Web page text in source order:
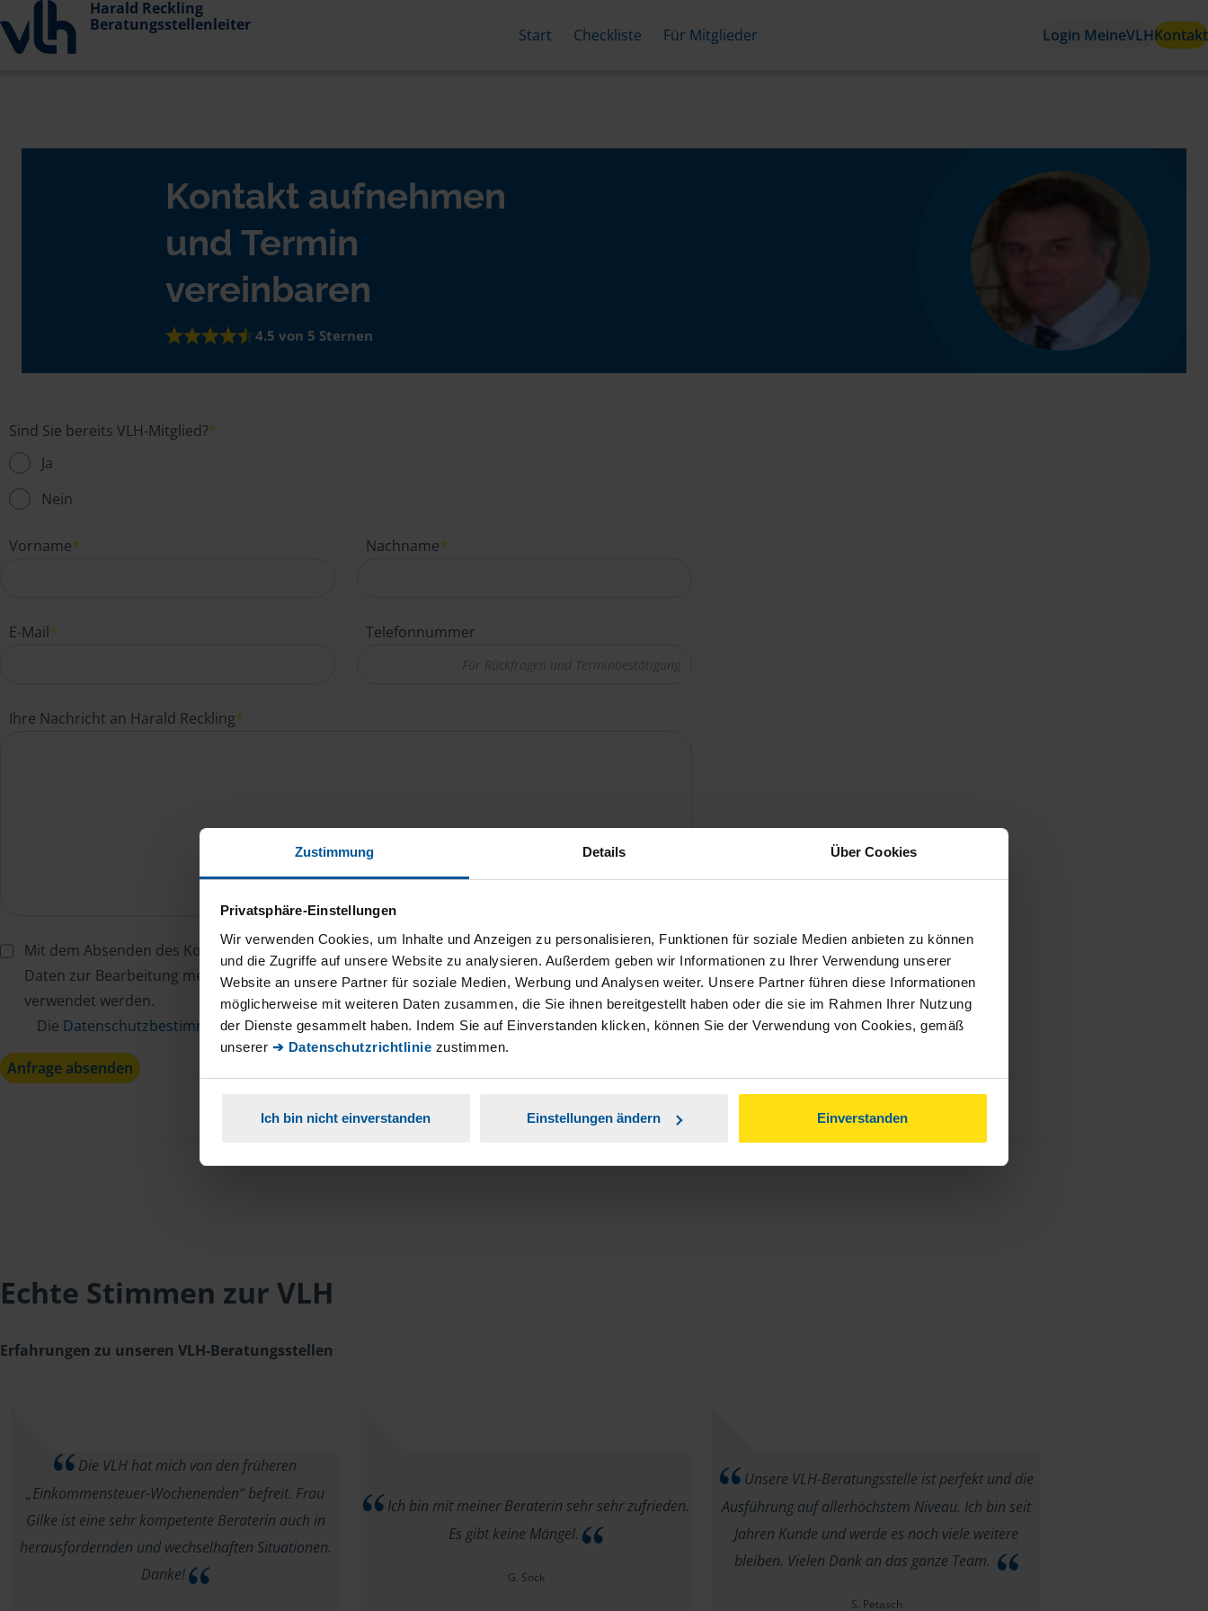
Zustimmung Details Über Cookies
Privatsphäre-Einstellungen
Wir verwenden Cookies, um Inhalte und Anzeigen zu personalisieren, Funktionen für soziale Medien anbieten zu können
und die Zugriffe auf unsere Website zu analysieren. Außerdem geben wir Informationen zu Ihrer Verwendung unserer
Website an unsere Partner für soziale Medien, Werbung und Analysen weiter. Unsere Partner führen diese Informationen
möglicherweise mit weiteren Daten zusammen, die Sie ihnen bereitgestellt haben oder die sie im Rahmen Ihrer Nutzung
der Dienste gesammelt haben. Indem Sie auf Einverstanden klicken, können Sie der Verwendung von Cookies, gemäß
unserer ➔ Datenschutzrichtlinie zustimmen.
Ich bin nicht einverstanden Einstellungen ändern Einverstanden
Harald Reckling
Beratungsstellenleiter
Start Checkliste Für Mitglieder Login MeineVLHKontakt
Kontakt aufnehmen
und Termin
vereinbaren
4.5 von 5 Sternen
Sind Sie bereits VLH-Mitglied?*
Ja
Nein
Vorname* Nachname*
E-Mail* Telefonnummer
Ihre Nachricht an Harald Reckling*
Mit dem Absenden des Kontaktformulars erkläre ich mich damit einverstanden, dass meine
Daten zur Bearbeitung meines Anliegens sowie zur internen Analyse der Zugriffsquelle
verwendet werden.
Die Datenschutzbestimmungenhabe ich zur Kenntnis genommen.*
Anfrage absenden
Echte Stimmen zur VLH
Erfahrungen zu unseren VLH-Beratungsstellen
Die VLH hat mich von den früheren
„Einkommensteuer-Wochenenden“ befreit. Frau
Gilke ist eine sehr kompetente Beraterin auch in
herausfordernden und wechselhaften Situationen.
Danke!
Ich bin mit meiner Beraterin sehr sehr zufrieden.
Es gibt keine Mängel.
G. Sock
Unsere VLH-Beratungsstelle ist perfekt und die
Ausführung auf allerhöchstem Niveau. Ich bin seit
Jahren Kunde und werde es noch viele weitere
bleiben. Vielen Dank an das ganze Team.
S. Petasch